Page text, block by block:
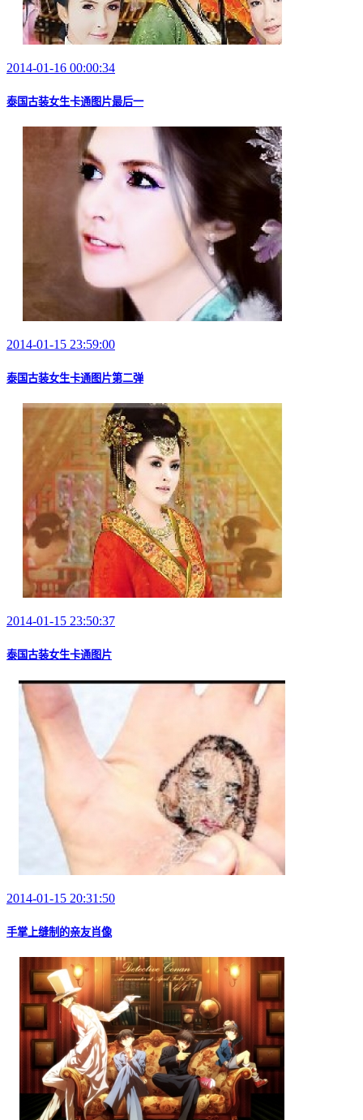
2014-01-16 00:00:34
泰国古装女生卡通图片最后一
2014-01-15 23:59:00
泰国古装女生卡通图片第二弹
2014-01-15 23:50:37
泰国古装女生卡通图片
2014-01-15 20:31:50
手掌上缝制的亲友肖像